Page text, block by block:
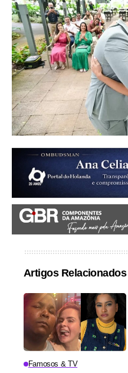
Artigos Relacionados
Famosos & TV